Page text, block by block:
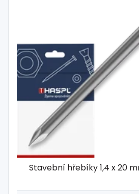
Stavební hřebíky 1,4 x 20